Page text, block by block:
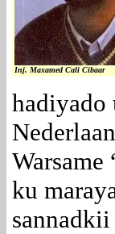
Inj. Maxamed Cali Cibaar
hadiyado
ku